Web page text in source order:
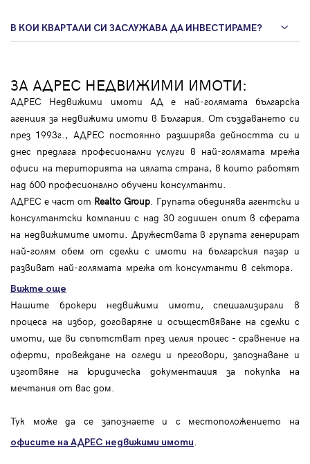
В КОИ КВАРТАЛИ СИ ЗАСЛУЖАВА ДА ИНВЕСТИРАМЕ?
ЗА АДРЕС НЕДВИЖИМИ ИМОТИ:
АДРЕС Недвижими имоти АД е най-голямата българска
агенция за недвижими имоти в България. От създаването си
през 1993г., АДРЕС постоянно разширява дейността си и
днес предлага професионални услуги в най-голямата мрежа
офиси на територията на цялата страна, в които работят
над 600 професионално обучени консултанти.
АДРЕС е част от Realto Group . Групата обединява агентски и
консултантски компании с над 30 годишен опит в сферата
на недвижимите имоти. Дружествата в групата генерират
най-голям обем от сделки с имоти на българския пазар и
развиват най-голямата мрежа от консултанти в сектора.
Вижте още
Нашите брокери недвижими имоти, специализирали в
процеса на избор, договаряне и осъществяване на сделки с
имоти, ще ви съпътстват през целия процес - сравнение на
оферти, провеждане на огледи и преговори, запознаване и
изготвяне на юридическа документация за покупка на
мечтания от вас дом.
Тук може да се запознаете и с местоположението на
офисите на АДРЕС недвижими имоти